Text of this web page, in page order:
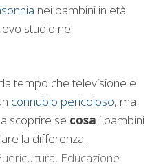
nei bambini in età
studio nel
tempo che televisione e
connubio pericoloso, ma
scoprire se cosa i bambini
la differenza.
Educazione